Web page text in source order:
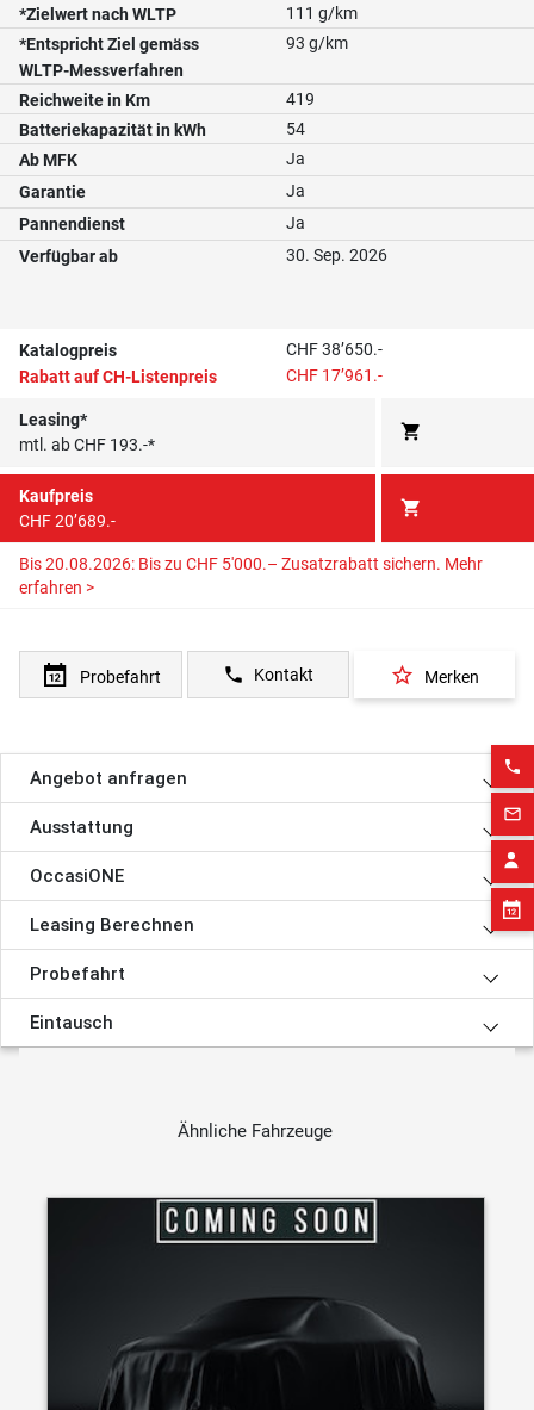
phone
mail_outline
*Zielwert nach WLTP
111 g/km
*Entspricht Ziel gemäss
WLTP-Messverfahren
93 g/km
Reichweite in Km
419
Batteriekapazität in kWh
54
Ab MFK
Ja
Garantie
Ja
Pannendienst
Ja
Verfügbar ab
30. Sep. 2026
Katalogpreis
CHF 38’650.-
Rabatt auf CH-Listenpreis
CHF 17’961.-
Leasing*
mtl. ab CHF 193.-*
shopping_cart
Kaufpreis
CHF 20’689.-
shopping_cart
Bis 20.08.2026: Bis zu CHF 5'000.– Zusatzrabatt sichern. Mehr
erfahren >
Probefahrt phone Kontakt star_border Merken
Angebot anfragen
Ausstattung
OccasiONE
Leasing Berechnen
Probefahrt
Eintausch
Ähnliche Fahrzeuge